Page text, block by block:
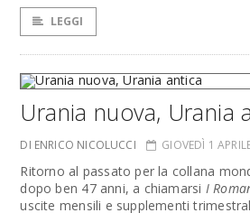
LEGGI
Urania nuova, Urania
DI ENRICO NICOLUCCI GIOVEDÌ 1
Ritorno al passato per la collana
dopo ben 47 anni, a chiamarsi I
uscite mensili e supplementi